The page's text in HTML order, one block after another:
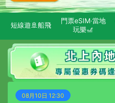
短線遊🚢船飛
門票eSIM·當地
玩樂🎢
08月10日 12:30